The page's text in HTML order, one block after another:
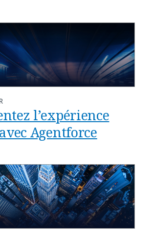
l’expérience
Agentforce